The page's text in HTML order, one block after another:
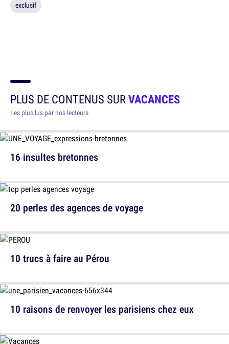
exclusif
PLUS DE CONTENUS SURVACANCES
Les plus lus par nos lecteurs
16 insultes bretonnes
10 trucs à faire au Pérou
20 perles des agences de voyage
10 raisons de renvoyer les parisiens chez eux